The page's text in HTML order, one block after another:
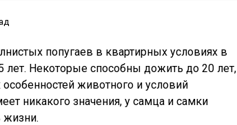
попугаев в квартирных условиях в
лет. Некоторые способны дожить до 20 лет,
животного и условий
никакого значения, у самца и самки
жизни.